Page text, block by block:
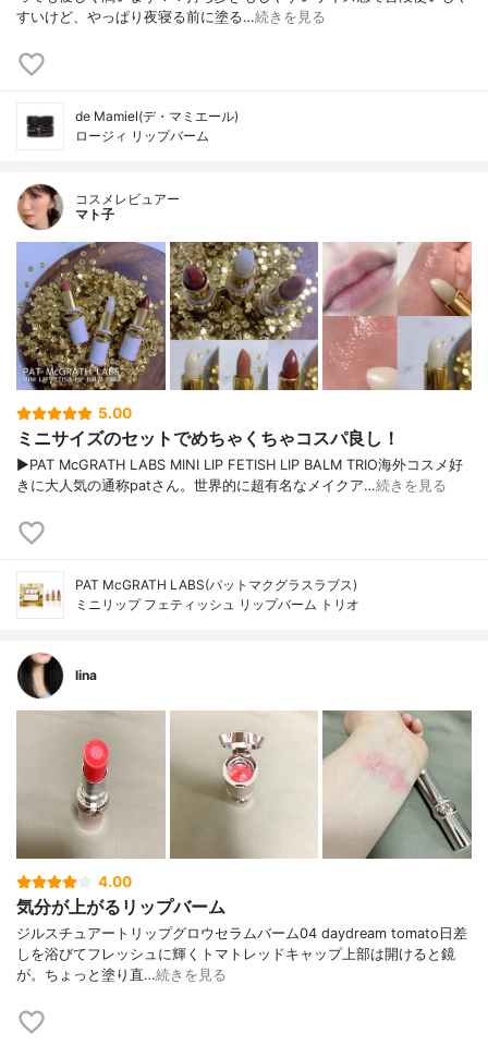
すいけど、やっぱり夜寝る前に塗る…続きを見る
de Mamiel(デ・マミエール)
ロージィ リップバーム
コスメレビュアー
マト子
5.00
ミニサイズのセットでめちゃくちゃコスパ良し！
▶︎PAT McGRATH LABS MINI LIP FETISH LIP BALM TRIO海外コスメ好
きに大人気の通称patさん。世界的に超有名なメイクア…続きを見る
PAT McGRATH LABS(パットマクグラスラブス)
ミニリップ フェティッシュ リップバーム トリオ
lina
4.00
気分が上がるリップバーム
ジルスチュアートリップグロウセラムバーム04 daydream tomato日差
しを浴びてフレッシュに輝くトマトレッドキャップ上部は開けると鏡
が。ちょっと塗り直…続きを見る